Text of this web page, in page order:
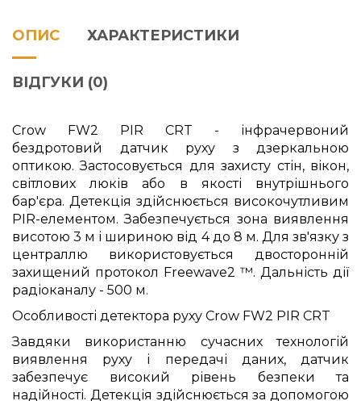
ОПИС ХАРАКТЕРИСТИКИ
ВІДГУКИ (0)
Crow FW2 PIR CRT - інфрачервоний
бездротовий датчик руху з дзеркальною
оптикою. Застосовується для захисту стін, вікон,
світлових люків або в якості внутрішнього
бар'єра. Детекція здійснюється високочутливим
PIR-елементом. Забезпечується зона виявлення
висотою 3 м і шириною від 4 до 8 м. Для зв'язку з
централлю використовується двосторонній
захищений протокол Freewave2 ™. Дальність дії
радіоканалу - 500 м.
Особливості детектора руху Crow FW2 PIR CRT
Завдяки використанню сучасних технологій
виявлення руху і передачі даних, датчик
забезпечує високий рівень безпеки та
надійності. Детекція здійснюється за допомогою